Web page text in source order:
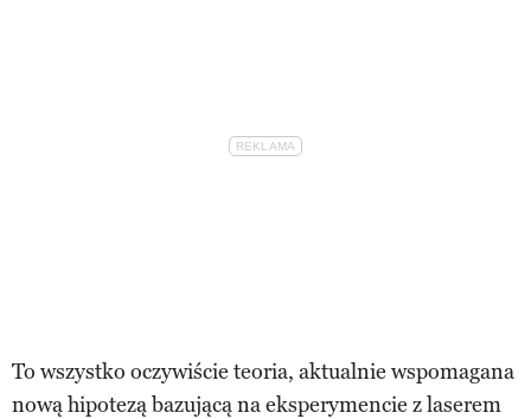
To wszystko oczywiście teoria, aktualnie wspomagana
nową hipotezą bazującą na eksperymencie z laserem